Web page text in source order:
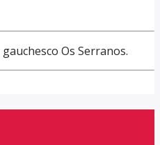
Os Serranos.